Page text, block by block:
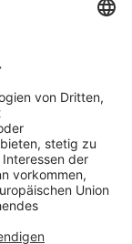
des Young
Sizilien